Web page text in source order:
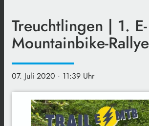
Treuchtlingen | 1. E-
Mountainbike-Rallye
07. Juli 2020 · 11:39 Uhr